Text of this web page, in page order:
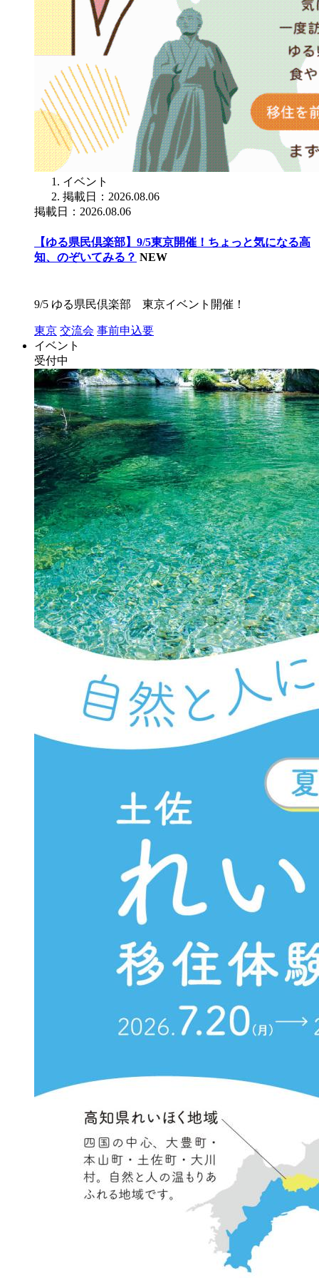
イベント
掲載日：2026.08.06
掲載日：2026.08.06
【ゆる県民倶楽部】9/5東京開催！ちょっと気になる高
知、のぞいてみる？ NEW
9/5 ゆる県民倶楽部 東京イベント開催！
東京 交流会 事前申込要
イベント
受付中